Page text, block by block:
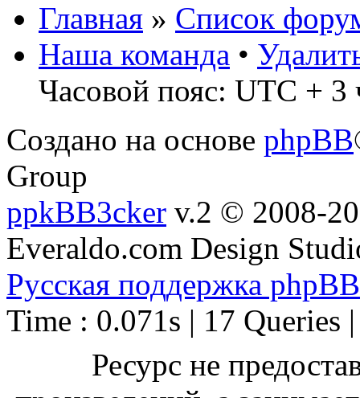
Главная » Список
Наша команда •
Часовой пояс: UTC + 3
Создано на основе phpBB
Group
ppkBB3cker v.2 © 2008-
Everaldo.com Design
Русская поддержка phpBB
Time : 0.071s | 17 Queries
Ресурс не